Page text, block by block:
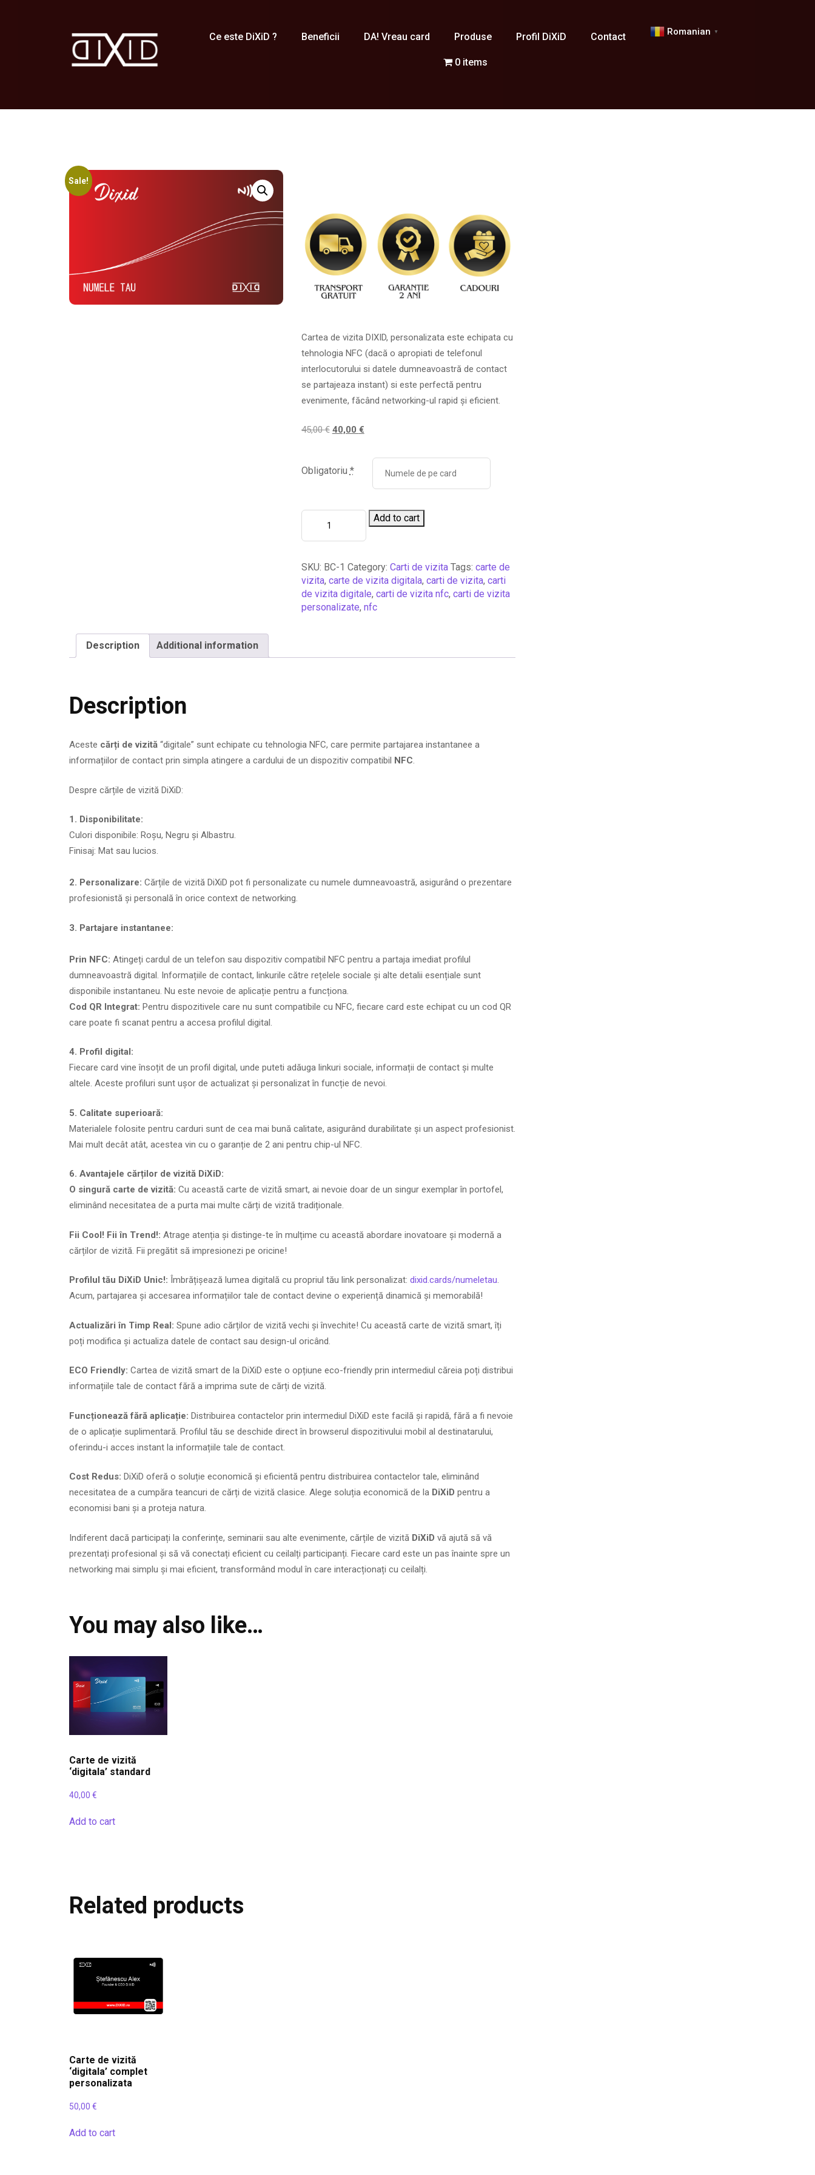
Ce este DiXiD ? Beneficii DA! Vreau card Produse Profil DiXiD Contact Romanian ▼
0 items
Sale!
Cartea de vizita DIXID, personalizata este echipata cu
tehnologia NFC (dacă o apropiati de telefonul
interlocutorului si datele dumneavoastră de contact
se partajeaza instant) si este perfectă pentru
evenimente, făcând networking-ul rapid și eficient.
45,00€ 40,00 €
Obligatoriu *
Add to cart
SKU: BC-1 Category: Carti de vizita Tags: carte de
vizita, carte de vizita digitala, carti de vizita, carti
de vizita digitale, carti de vizita nfc, carti de vizita
personalizate, nfc
Description Additional information
Description
Aceste cărți de vizită “digitale” sunt echipate cu tehnologia NFC, care permite partajarea instantanee a
informațiilor de contact prin simpla atingere a cardului de un dispozitiv compatibil NFC.
Despre cărțile de vizită DiXiD:
1. Disponibilitate:
Culori disponibile: Roșu, Negru și Albastru.
Finisaj: Mat sau lucios.
2. Personalizare: Cărțile de vizită DiXiD pot fi personalizate cu numele dumneavoastră, asigurând o prezentare
profesionistă și personală în orice context de networking.
3. Partajare instantanee:
Prin NFC: Atingeți cardul de un telefon sau dispozitiv compatibil NFC pentru a partaja imediat profilul
dumneavoastră digital. Informațiile de contact, linkurile către rețelele sociale și alte detalii esențiale sunt
disponibile instantaneu. Nu este nevoie de aplicație pentru a funcționa.
Cod QR Integrat: Pentru dispozitivele care nu sunt compatibile cu NFC, fiecare card este echipat cu un cod QR
care poate fi scanat pentru a accesa profilul digital.
4. Profil digital:
Fiecare card vine însoțit de un profil digital, unde puteti adăuga linkuri sociale, informații de contact și multe
altele. Aceste profiluri sunt ușor de actualizat și personalizat în funcție de nevoi.
5. Calitate superioară:
Materialele folosite pentru carduri sunt de cea mai bună calitate, asigurând durabilitate și un aspect profesionist.
Mai mult decât atât, acestea vin cu o garanție de 2 ani pentru chip-ul NFC.
6. Avantajele cărților de vizită DiXiD:
O singură carte de vizită: Cu această carte de vizită smart, ai nevoie doar de un singur exemplar în portofel,
eliminând necesitatea de a purta mai multe cărți de vizită tradiționale.
Fii Cool! Fii în Trend!: Atrage atenția și distinge-te în mulțime cu această abordare inovatoare și modernă a
cărților de vizită. Fii pregătit să impresionezi pe oricine!
Profilul tău DiXiD Unic!: Îmbrățișează lumea digitală cu propriul tău link personalizat: dixid.cards/numeletau.
Acum, partajarea și accesarea informațiilor tale de contact devine o experiență dinamică și memorabilă!
Actualizări în Timp Real: Spune adio cărților de vizită vechi și învechite! Cu această carte de vizită smart, îți
poți modifica și actualiza datele de contact sau design-ul oricând.
ECO Friendly: Cartea de vizită smart de la DiXiD este o opțiune eco-friendly prin intermediul căreia poți distribui
informațiile tale de contact fără a imprima sute de cărți de vizită.
Funcționează fără aplicație: Distribuirea contactelor prin intermediul DiXiD este facilă și rapidă, fără a fi nevoie
de o aplicație suplimentară. Profilul tău se deschide direct în browserul dispozitivului mobil al destinatarului,
oferindu-i acces instant la informațiile tale de contact.
Cost Redus: DiXiD oferă o soluție economică și eficientă pentru distribuirea contactelor tale, eliminând
necesitatea de a cumpăra teancuri de cărți de vizită clasice. Alege soluția economică de la DiXiD pentru a
economisi bani și a proteja natura.
Indiferent dacă participați la conferințe, seminarii sau alte evenimente, cărțile de vizită DiXiD vă ajută să vă
prezentați profesional și să vă conectați eficient cu ceilalți participanți. Fiecare card este un pas înainte spre un
networking mai simplu și mai eficient, transformând modul în care interacționați cu ceilalți.
You may also like…
Carte de vizită
‘digitala’ standard
40,00 €
Add to cart
Related products
Carte de vizită
‘digitala’ complet
personalizata
50,00 €
Add to cart